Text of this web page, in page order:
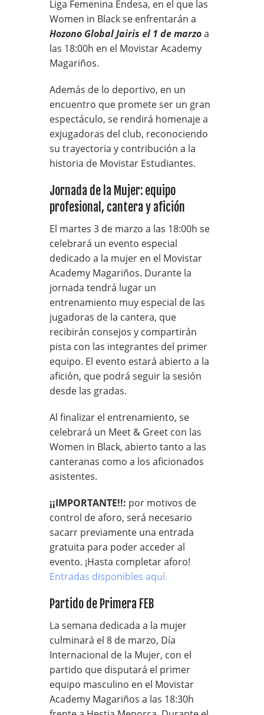
Liga Femenina Endesa, en el que las
Women in Black se enfrentarán a
Hozono Global Jairis el 1 de marzoa
las 18:00h en el Movistar Academy
Magariños.
Además de lo deportivo, en un
encuentro que promete ser un gran
espectáculo, se rendirá homenaje a
exjugadoras del club, reconociendo
su trayectoria y contribución a la
historia de Movistar Estudiantes.
Jornada de la Mujer: equipo
profesional, cantera y afición
El martes 3 de marzo a las 18:00h se
celebrará un evento especial
dedicado a la mujer en el Movistar
Academy Magariños. Durante la
jornada tendrá lugar un
entrenamiento muy especial de las
jugadoras de la cantera, que
recibirán consejos y compartirán
pista con las integrantes del primer
equipo. El evento estará abierto a la
afición, que podrá seguir la sesión
desde las gradas.
Al finalizar el entrenamiento, se
celebrará un Meet & Greet con las
Women in Black, abierto tanto a las
canteranas como a los aficionados
asistentes.
¡¡IMPORTANTE!!: por motivos de
control de aforo, será necesario
sacarr previamente una entrada
gratuita para poder acceder al
evento. ¡Hasta completar aforo!
Entradas disponibles aquí.
Partido de Primera FEB
La semana dedicada a la mujer
culminará el 8 de marzo, Día
Internacional de la Mujer, con el
partido que disputará el primer
equipo masculino en el Movistar
Academy Magariños a las 18:30h